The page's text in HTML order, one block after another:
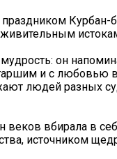
он
и с
людей разных
вбирала в
источником